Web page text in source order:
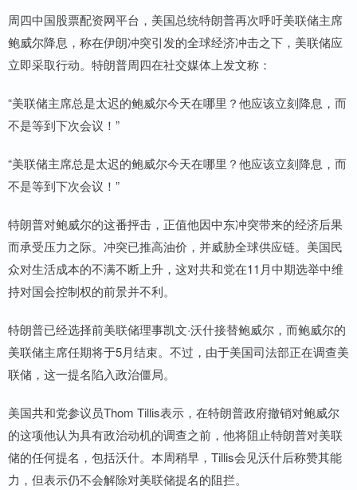
周四中国股票配资网平台，美国总统特朗普再次呼吁美联储主席
鲍威尔降息，称在伊朗冲突引发的全球经济冲击之下，美联储应
立即采取行动。特朗普周四在社交媒体上发文称：
“美联储主席总是太迟的鲍威尔今天在哪里？他应该立刻降息，而
不是等到下次会议！”
“美联储主席总是太迟的鲍威尔今天在哪里？他应该立刻降息，而
不是等到下次会议！”
特朗普对鲍威尔的这番抨击，正值他因中东冲突带来的经济后果
而承受压力之际。冲突已推高油价，并威胁全球供应链。美国民
众对生活成本的不满不断上升，这对共和党在11月中期选举中维
持对国会控制权的前景并不利。
特朗普已经选择前美联储理事凯文·沃什接替鲍威尔，而鲍威尔的
美联储主席任期将于5月结束。不过，由于美国司法部正在调查美
联储，这一提名陷入政治僵局。
美国共和党参议员Thom Tillis表示，在特朗普政府撤销对鲍威尔
的这项他认为具有政治动机的调查之前，他将阻止特朗普对美联
储的任何提名，包括沃什。本周稍早，Tillis会见沃什后称赞其能
力，但表示仍不会解除对美联储提名的阻拦。